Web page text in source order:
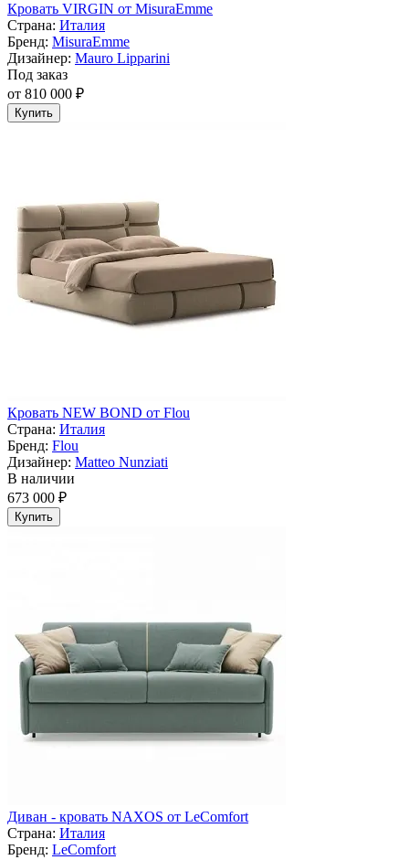
Кровать VIRGIN от MisuraEmme
Страна: Италия
Бренд: MisuraEmme
Дизайнер: Mauro Lipparini
Под заказ
от 810 000 ₽
Купить
Кровать NEW BOND от Flou
Страна: Италия
Бренд: Flou
Дизайнер: Matteo Nunziati
В наличии
673 000 ₽
Купить
Диван - кровать NAXOS от LeComfort
Страна: Италия
Бренд: LeComfort